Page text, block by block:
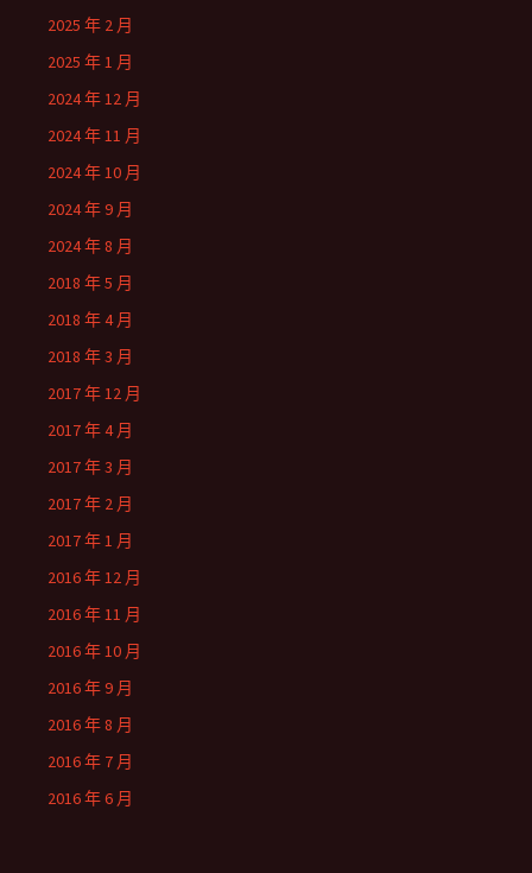
2025 年 2 月
2025 年 1 月
2024 年 12 月
2024 年 11 月
2024 年 10 月
2024 年 9 月
2024 年 8 月
2018 年 5 月
2018 年 4 月
2018 年 3 月
2017 年 12 月
2017 年 4 月
2017 年 3 月
2017 年 2 月
2017 年 1 月
2016 年 12 月
2016 年 11 月
2016 年 10 月
2016 年 9 月
2016 年 8 月
2016 年 7 月
2016 年 6 月